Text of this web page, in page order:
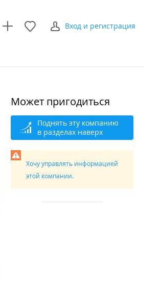
Вход и регистрация
Может пригодиться
Поднять эту компанию
в разделах наверх
Хочу управлять информацией
этой компании.